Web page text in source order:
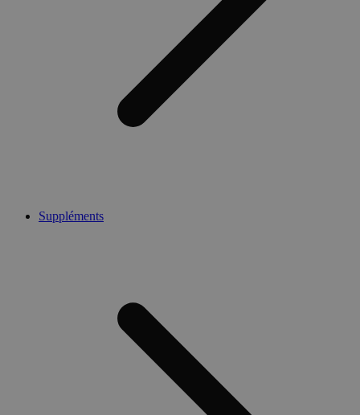
Suppléments